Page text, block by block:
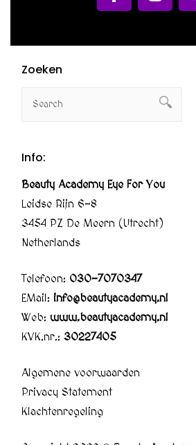
Zoeken
Info:
Beauty Academy Eye For You
Leidse Rijn 6-8
3454 PZ De Meern (Utrecht)
Netherlands
Telefoon: 030-7070347
EMail: info@beautyacademy.nl
Web: www.beautyacademy.nl
KVK.nr.: 30227405
Algemene voorwaarden
Privacy Statement
Klachtenregeling